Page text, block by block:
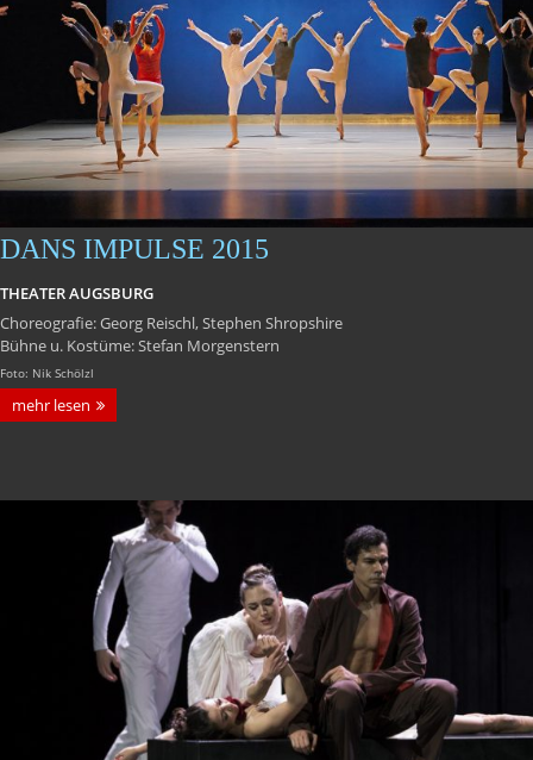
DANS IMPULSE 2015
THEATER AUGSBURG
Choreografie: Georg Reischl, Stephen Shropshire
Bühne u. Kostüme: Stefan Morgenstern
Foto: Nik Schölzl
mehr lesen